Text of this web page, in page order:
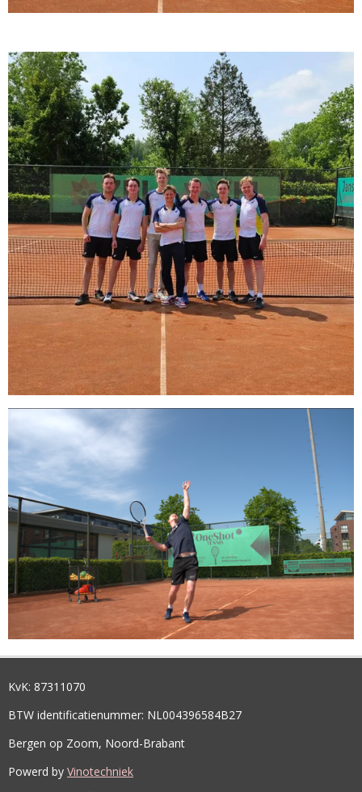
KvK: 87311070
BTW identificatienummer: NL004396584B27
Bergen op Zoom, Noord-Brabant
Powerd by Vinotechniek